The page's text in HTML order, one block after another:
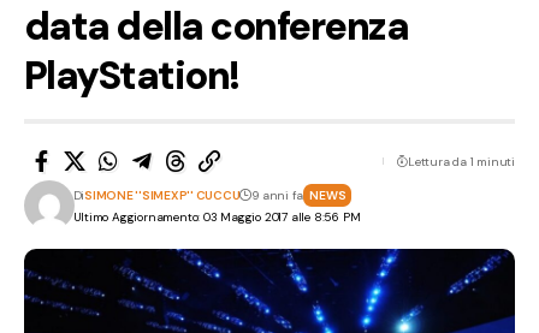
data della conferenza
PlayStation!
Ultimo Aggiornamento: 03 Maggio 2017 alle 8:56 PM
DiSIMONE ''SIMEXP'' CUCCU 9 anni fa NEWS
Lettura da 1 minuti